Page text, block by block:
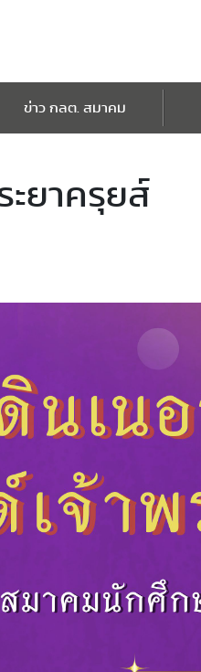
ข่าว กลต. สมาคม
ะยาครุยส์